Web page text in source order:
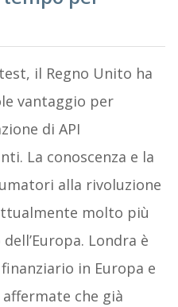
il Regno Unito ha
vantaggio per
di API
La conoscenza e la
alla rivoluzione
molto più
Londra è
in Europa e
che già